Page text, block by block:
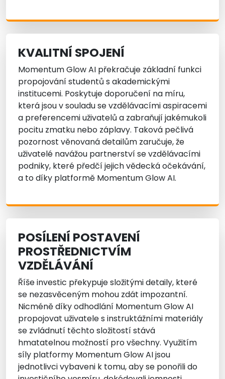
KVALITNÍ SPOJENÍ
Momentum Glow AI překračuje základní funkci
propojování studentů s akademickými
institucemi. Poskytuje doporučení na míru,
která jsou v souladu se vzdělávacími aspiracemi
a preferencemi uživatelů a zabraňují jakémukoli
pocitu zmatku nebo záplavy. Taková pečlivá
pozornost věnovaná detailům zaručuje, že
uživatelé navážou partnerství se vzdělávacími
podniky, které předčí jejich vědecká očekávání,
a to díky platformě Momentum Glow AI.
POSÍLENÍ POSTAVENÍ
PROSTŘEDNICTVÍM
VZDĚLÁVÁNÍ
Říše investic překypuje složitými detaily, které
se nezasvěceným mohou zdát impozantní.
Nicméně díky odhodlání Momentum Glow AI
propojovat uživatele s instruktážními materiály
se zvládnutí těchto složitostí stává
hmatatelnou možností pro všechny. Využitím
síly platformy Momentum Glow AI jsou
jednotlivci vybaveni k tomu, aby se ponořili do